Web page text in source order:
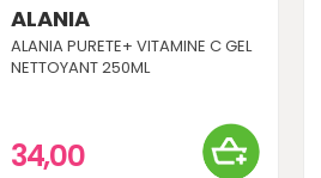
ALANIA
ALANIA PURETE+ VITAMINE C GEL
NETTOYANT 250ML
34,00